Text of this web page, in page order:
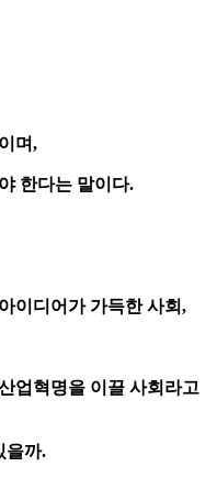
며,
한다는 말이다.
이디어가 가득한 사회,
업혁명을 이끌 사회라고
을까.